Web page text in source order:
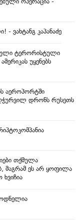
ვახტანგ კაპანაძე
ტერორისტული
უყენებს
აეროპორტში
დრონს რუსეთს
თქმულა
მაგრამ ეს არ ყოფილა
ხვიჩია